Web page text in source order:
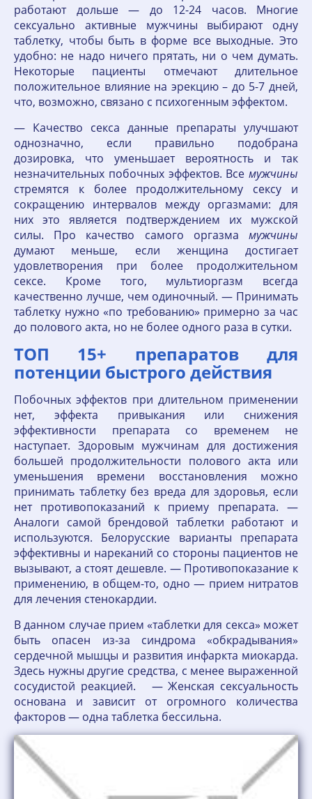
работают дольше — до 12-24 часов. Многие
сексуально активные мужчины выбирают одну
таблетку, чтобы быть в форме все выходные. Это
удобно: не надо ничего прятать, ни о чем думать.
Некоторые пациенты отмечают длительное
положительное влияние на эрекцию – до 5-7 дней,
что, возможно, связано с психогенным эффектом.
— Качество секса данные препараты улучшают
однозначно, если правильно подобрана
дозировка, что уменьшает вероятность и так
незначительных побочных эффектов. Все мужчины
стремятся к более продолжительному сексу и
сокращению интервалов между оргазмами: для
них это является подтверждением их мужской
силы. Про качество самого оргазма мужчины
думают меньше, если женщина достигает
удовлетворения при более продолжительном
сексе. Кроме того, мультиоргазм всегда
качественно лучше, чем одиночный. — Принимать
таблетку нужно «по требованию» примерно за час
до полового акта, но не более одного раза в сутки.
ТОП 15+ препаратов для
потенции быстрого действия
Побочных эффектов при длительном применении
нет, эффекта привыкания или снижения
эффективности препарата со временем не
наступает. Здоровым мужчинам для достижения
большей продолжительности полового акта или
уменьшения времени восстановления можно
принимать таблетку без вреда для здоровья, если
нет противопоказаний к приему препарата. —
Аналоги самой брендовой таблетки работают и
используются. Белорусские варианты препарата
эффективны и нареканий со стороны пациентов не
вызывают, а стоят дешевле. — Противопоказание к
применению, в общем-то, одно — прием нитратов
для лечения стенокардии.
В данном случае прием «таблетки для секса» может
быть опасен из-за синдрома «обкрадывания»
сердечной мышцы и развития инфаркта миокарда.
Здесь нужны другие средства, с менее выраженной
сосудистой реакцией. — Женская сексуальность
основана и зависит от огромного количества
факторов — одна таблетка бессильна.